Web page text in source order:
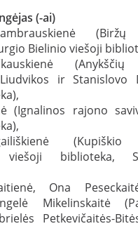
(-ai)
Bielinio viešoji
ir Stanislovo
(Ignalinos rajono
(Kupiškio
viešoji biblioteka,
Ona
Mikelinskaitė
Petkevičaitės-